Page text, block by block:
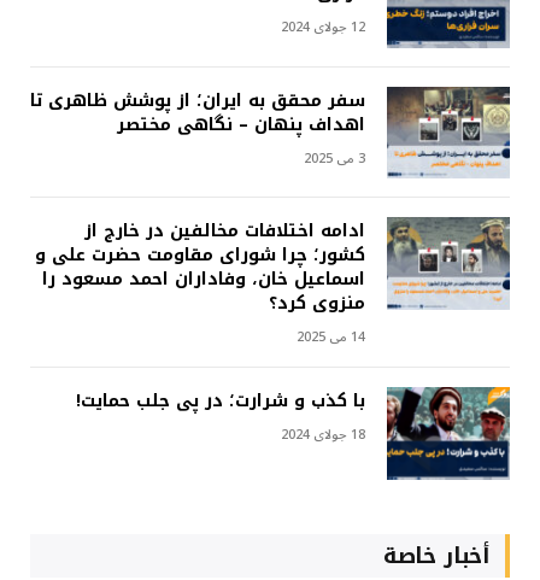
12 جولای 2024
سفر محقق به ایران؛ از پوشش ظاهری تا
اهداف پنهان – نگاهی مختصر
3 می 2025
ادامه اختلافات مخالفین در خارج از
کشور؛ چرا شورای مقاومت حضرت علی و
اسماعیل خان، وفاداران احمد مسعود را
منزوی کرد؟
14 می 2025
با کذب و شرارت؛ در پی جلب حمایت!
18 جولای 2024
أخبار خاصة